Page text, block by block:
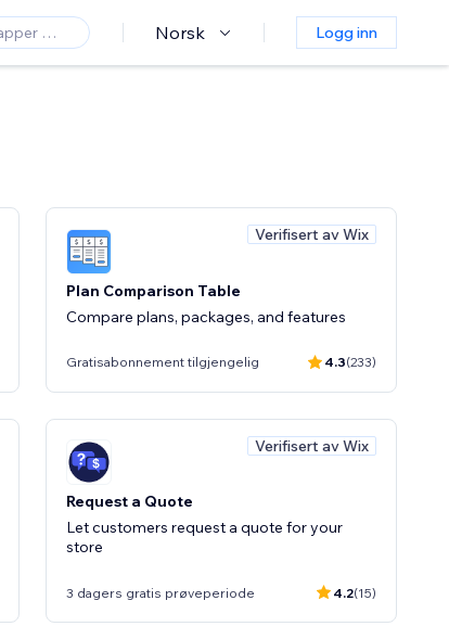
Norsk Logg inn
Verifisert av Wix
Plan Comparison Table
Compare plans, packages, and features
Gratisabonnement tilgjengelig 4.3(233)
Verifisert av Wix
Request a Quote
Let customers request a quote for your
store
3 dagers gratis prøveperiode 4.2(15)